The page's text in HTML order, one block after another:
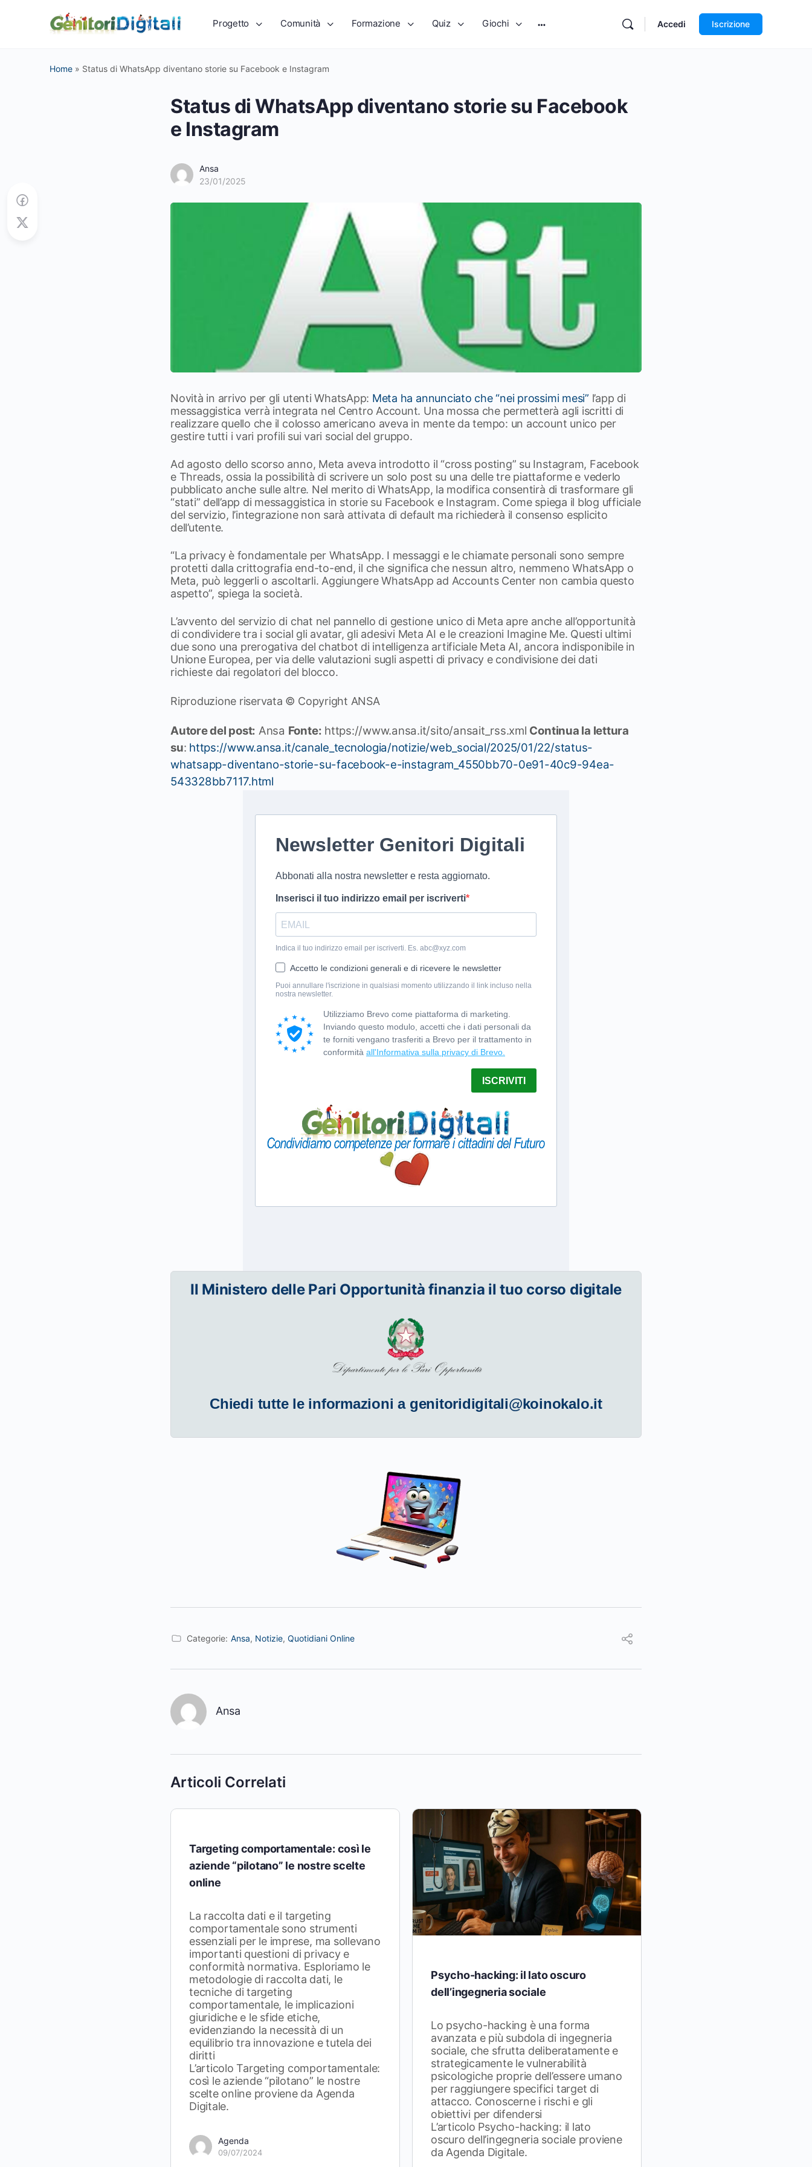
Progetto Comunità Formazione Quiz Giochi Accedi Iscrizione
Home » Status di WhatsApp diventano storie su Facebook e Instagram
Status di WhatsApp diventano storie su Facebook
e Instagram
Ansa
23/01/2025
Novità in arrivo per gli utenti WhatsApp: Meta ha annunciato che “nei prossimi mesi” l’app di
messaggistica verrà integrata nel Centro Account. Una mossa che permetterà agli iscritti di
realizzare quello che il colosso americano aveva in mente da tempo: un account unico per
gestire tutti i vari profili sui vari social del gruppo.
Ad agosto dello scorso anno, Meta aveva introdotto il “cross posting” su Instagram, Facebook
e Threads, ossia la possibilità di scrivere un solo post su una delle tre piattaforme e vederlo
pubblicato anche sulle altre. Nel merito di WhatsApp, la modifica consentirà di trasformare gli
“stati” dell’app di messaggistica in storie su Facebook e Instagram. Come spiega il blog ufficiale
del servizio, l’integrazione non sarà attivata di default ma richiederà il consenso esplicito
dell’utente.
“La privacy è fondamentale per WhatsApp. I messaggi e le chiamate personali sono sempre
protetti dalla crittografia end-to-end, il che significa che nessun altro, nemmeno WhatsApp o
Meta, può leggerli o ascoltarli. Aggiungere WhatsApp ad Accounts Center non cambia questo
aspetto”, spiega la società.
L’avvento del servizio di chat nel pannello di gestione unico di Meta apre anche all’opportunità
di condividere tra i social gli avatar, gli adesivi Meta AI e le creazioni Imagine Me. Questi ultimi
due sono una prerogativa del chatbot di intelligenza artificiale Meta AI, ancora indisponibile in
Unione Europea, per via delle valutazioni sugli aspetti di privacy e condivisione dei dati
richieste dai regolatori del blocco.
Riproduzione riservata © Copyright ANSA
Autore del post: Ansa Fonte: https://www.ansa.it/sito/ansait_rss.xml Continua la lettura
su: https://www.ansa.it/canale_tecnologia/notizie/web_social/2025/01/22/status-
whatsapp-diventano-storie-su-facebook-e-instagram_4550bb70-0e91-40c9-94ea-
543328bb7117.html
Il Ministero delle Pari Opportunità finanzia il tuo corso digitale
Chiedi tutte le informazioni a genitoridigitali@koinokalo.it
Categorie: Ansa, Notizie, Quotidiani Online
Ansa
Articoli Correlati
Targeting comportamentale: così le
aziende “pilotano” le nostre scelte
online
La raccolta dati e il targeting
comportamentale sono strumenti
essenziali per le imprese, ma sollevano
importanti questioni di privacy e
conformità normativa. Esploriamo le
metodologie di raccolta dati, le
tecniche di targeting
comportamentale, le implicazioni
giuridiche e le sfide etiche,
evidenziando la necessità di un
equilibrio tra innovazione e tutela dei
diritti
L’articolo Targeting comportamentale:
così le aziende “pilotano” le nostre
scelte online proviene da Agenda
Digitale.
Agenda
09/07/2024
Psycho-hacking: il lato oscuro
dell’ingegneria sociale
Lo psycho-hacking è una forma
avanzata e più subdola di ingegneria
sociale, che sfrutta deliberatamente e
strategicamente le vulnerabilità
psicologiche proprie dell’essere umano
per raggiungere specifici target di
attacco. Conoscerne i rischi e gli
obiettivi per difendersi
L’articolo Psycho-hacking: il lato
oscuro dell’ingegneria sociale proviene
da Agenda Digitale.